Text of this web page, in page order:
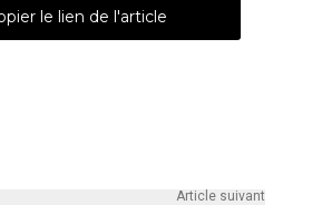
le lien de l'article
Article suivant